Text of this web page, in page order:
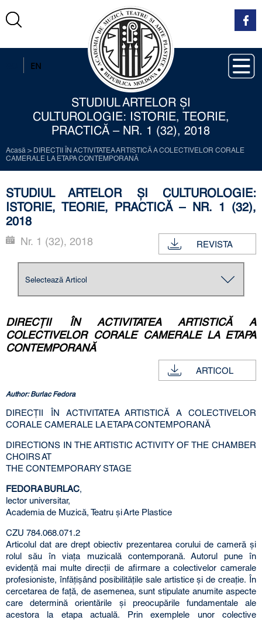
EN
STUDIUL ARTELOR ŞI
CULTUROLOGIE: ISTORIE, TEORIE,
PRACTICĂ – NR. 1 (32), 2018
Acasă > DIRECŢII ÎN ACTIVITATEA ARTISTICĂ A COLECTIVELOR CORALE
CAMERALE LA ETAPA CONTEMPORANĂ
STUDIUL ARTELOR ŞI CULTUROLOGIE:
ISTORIE, TEORIE, PRACTICĂ – NR. 1 (32),
2018
REVISTA
Nr. 1 (32), 2018
DIRECŢII ÎN ACTIVITATEA ARTISTICĂ A
COLECTIVELOR CORALE CAMERALE LA ETAPA
CONTEMPORANĂ
ARTICOL
Author: Burlac Fedora
DIRECŢII ÎN ACTIVITATEA ARTISTICĂ A COLECTIVELOR
CORALE CAMERALE LA ETAPA CONTEMPORANĂ
DIRECTIONS IN THE ARTISTIC ACTIVITY OF THE CHAMBER
CHOIRS AT
THE CONTEMPORARY STAGE
FEDORA BURLAC,
lector universitar,
Academia de Muzică, Teatru şi Arte Plastice
CZU 784.068.071.2
Articolul dat are drept obiectiv prezentarea corului de cameră şi
rolul său în viaţa muzicală contemporană. Autorul pune în
evidenţă mai multe direcţii de afirmare a colectivelor camerale
profesioniste, înfăţişând posibilităţile sale artistice şi de creaţie. În
cercetarea de faţă, de asemenea, sunt stipulate anumite aspecte
care determină orientările şi preocupările fundamentale ale
acestora la etapa actuală. Prin exemplele unor colective